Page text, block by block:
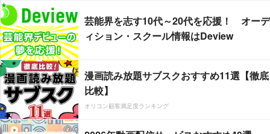
芸能界を志す10代～20代を応援！ オーデ
ィション・スクール情報はDeview
漫画読み放題サブスクおすすめ11選【徹底
比較】
オリコン顧客満足度ランキング